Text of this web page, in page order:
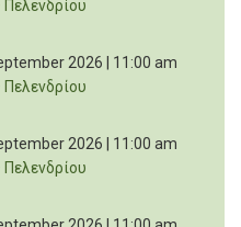
2026 | 11:00 am
2026 | 11:00 am